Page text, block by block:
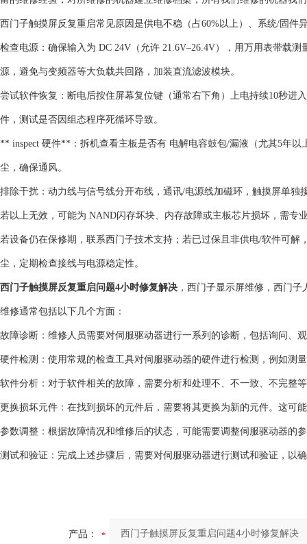
西门子触摸屏反复重启常见原因是供电不稳（占60%以上）、系统/固件
检查电源‌：确保输入为 ‌DC 24V（允许 21.6V–26.4V）‌，用万用表带载
源，避免与变频器等大负载共回路，加装直流滤波模块。
尝试软件恢复‌：断电后按住屏幕复位键（通常右下角）上电持续10秒进
件，测试是否因组态程序死循环导致。
‌** inspect 硬件**‌：拆机查看主板是否有 ‌电解电容鼓包/漏液‌（尤其5年
尘，确保通风。
排除干扰‌：动力线与信号线分开布线，通讯/电源线加磁环，触摸屏单独
若以上无效，可能为 ‌NAND闪存坏块、内存故障或主板芯片损坏‌，需专
若设备仍在保修期，联系西门子技术支持；若已过保且非供电/软件可
尘‌，定期检查接线与电源稳定性。‌‌
西门子触摸屏反复重启问题4小时修复解决 ，西门子显示屏维修，西门
维修通常包括以下几个方面：
故障诊断：维修人员需要对伺服驱动器进行一系列的诊断，包括询问、
硬件检测：使用常规的检查工具对伺服驱动器的硬件进行检测，例如测
软件分析：对于软件相关的故障，需要分析和处理不、不一致、不完整
更换损坏元件：在找到损坏的元件后，需要将其更换为新的元件。这可
参数调整：根据故障情况和维修后的状态，可能需要调整伺服驱动器的
测试和验证：完成上述步骤后，需要对伺服驱动器进行测试和验证，以
产品：